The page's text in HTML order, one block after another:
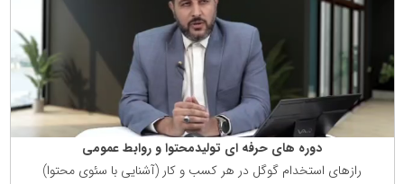
دوره های حرفه ای تولیدمحتوا و روابط عمومی
رازهای استخدام گوگل در هر كسب و كار (آشنایی با سئوی محتوا)